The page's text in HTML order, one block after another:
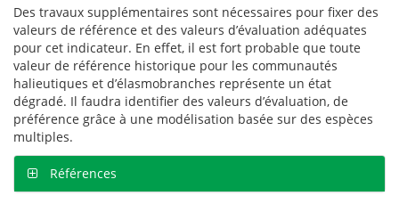
Des travaux supplémentaires sont nécessaires pour fixer des
valeurs de référence et des valeurs d’évaluation adéquates
pour cet indicateur. En effet, il est fort probable que toute
valeur de référence historique pour les communautés
halieutiques et d’élasmobranches représente un état
dégradé. Il faudra identifier des valeurs d’évaluation, de
préférence grâce à une modélisation basée sur des espèces
multiples.
Références